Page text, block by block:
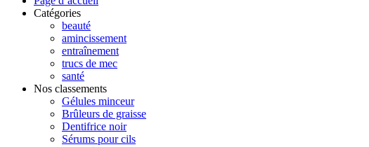
Catégories
beauté
amincissement
entraînement
trucs de mec
santé
Nos classements
Gélules minceur
Brûleurs de graisse
Dentifrice noir
Sérums pour cils